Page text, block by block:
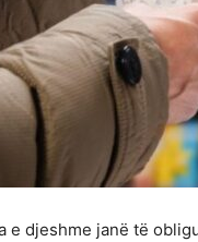
e djeshme janë të